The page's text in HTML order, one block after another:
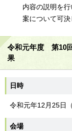
内容の説明を
案について可決
令和元年度 第10
果
日時
令和元年12月25日
会場